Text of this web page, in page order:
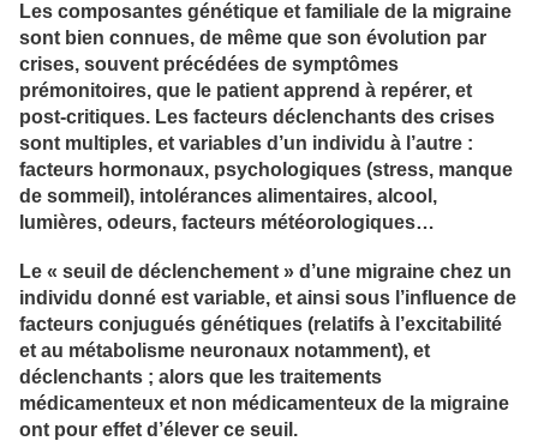
Les composantes génétique et familiale de la migraine
sont bien connues, de même que son évolution par
crises, souvent précédées de symptômes
prémonitoires, que le patient apprend à repérer, et
post-critiques. Les facteurs déclenchants des crises
sont multiples, et variables d’un individu à l’autre :
facteurs hormonaux, psychologiques (stress, manque
de sommeil), intolérances alimentaires, alcool,
lumières, odeurs, facteurs météorologiques…
Le « seuil de déclenchement » d’une migraine chez un
individu donné est variable, et ainsi sous l’influence de
facteurs conjugués génétiques (relatifs à l’excitabilité
et au métabolisme neuronaux notamment), et
déclenchants ; alors que les traitements
médicamenteux et non médicamenteux de la migraine
ont pour effet d’élever ce seuil.